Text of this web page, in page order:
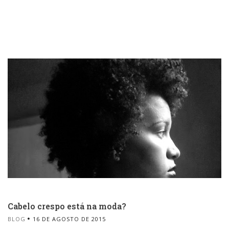
Cabelo crespo está na moda?
BLOG 16 DE AGOSTO DE 2015